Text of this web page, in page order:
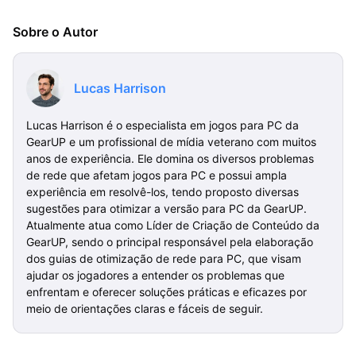
Sobre o Autor
Lucas Harrison
Lucas Harrison é o especialista em jogos para PC da
GearUP e um profissional de mídia veterano com muitos
anos de experiência. Ele domina os diversos problemas
de rede que afetam jogos para PC e possui ampla
experiência em resolvê-los, tendo proposto diversas
sugestões para otimizar a versão para PC da GearUP.
Atualmente atua como Líder de Criação de Conteúdo da
GearUP, sendo o principal responsável pela elaboração
dos guias de otimização de rede para PC, que visam
ajudar os jogadores a entender os problemas que
enfrentam e oferecer soluções práticas e eficazes por
meio de orientações claras e fáceis de seguir.